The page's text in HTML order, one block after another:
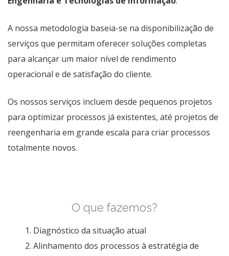
A nossa metodologia baseia-se na disponibilização de
serviços que permitam oferecer soluções completas
para alcançar um maior nível de rendimento
operacional e de satisfação do cliente.
Os nossos serviços incluem desde pequenos projetos
para optimizar processos já existentes, até projetos de
reengenharia em grande escala para criar processos
totalmente novos.
O que fazemos?
Diagnóstico da situação atual
Alinhamento dos processos à estratégia de